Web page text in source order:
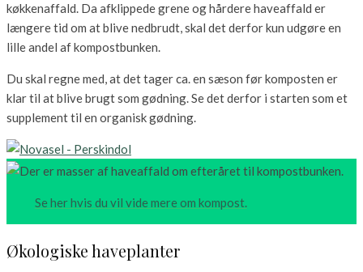
køkkenaffald. Da afklippede grene og hårdere haveaffald er
længere tid om at blive nedbrudt, skal det derfor kun udgøre en
lille andel af kompostbunken.
Du skal regne med, at det tager ca. en sæson før komposten er
klar til at blive brugt som gødning. Se det derfor i starten som et
supplement til en organisk gødning.
Se her hvis du vil vide mere om kompost.
Økologiske haveplanter